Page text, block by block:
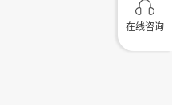
在线咨询